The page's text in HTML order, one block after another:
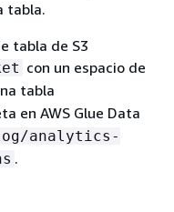
tabla.
tabla de S3
con un espacio de
tabla
en AWS Glue Data
analytics-
.